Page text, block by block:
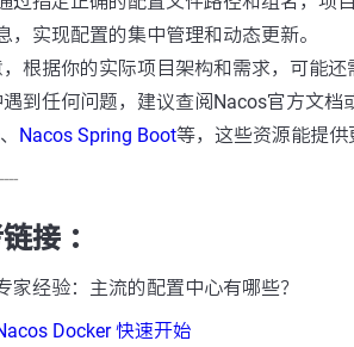
，实现配置的集中管理和动态更新。
根据你的实际项目架构和需求，可能
到任何问题，建议查阅Nacos官方文档
、 Nacos Spring Boot等，这些资源能提供
接 ：
家经验：主流的配置中心有哪些？
Docker 快速开始